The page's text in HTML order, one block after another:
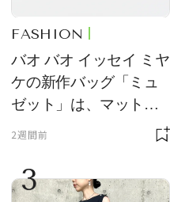
FASHION
バオ バオ イッセイ ミヤ
ケの新作バッグ「ミュ
ゼット」は、マットな
2週間前
3